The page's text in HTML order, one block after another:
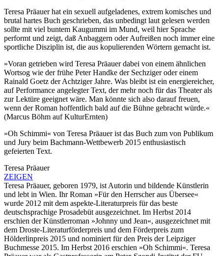
Teresa Präauer hat ein sexuell aufgeladenes, extrem komisches und
brutal hartes Buch geschrieben, das unbedingt laut gelesen werden
sollte mit viel buntem Kaugummi im Mund, weil hier Sprache
performt und zeigt, daß Anbaggern oder Aufreißen noch immer eine
sportliche Disziplin ist, die aus kopulierenden Wörtern gemacht ist.
»Voran getrieben wird Teresa Präauer dabei von einem ähnlichen
Wortsog wie der frühe Peter Handke der Sechziger oder einem
Rainald Goetz der Achtziger Jahre. Was bleibt ist ein energiereicher,
auf Performance angelegter Text, der mehr noch für das Theater als
zur Lektüre geeignet wäre. Man könnte sich also darauf freuen,
wenn der Roman hoffentlich bald auf die Bühne gebracht würde.«
(Marcus Böhm auf KulturErnten)
»Oh Schimmi« von Teresa Präauer ist das Buch zum von Publikum
und Jury beim Bachmann-Wettbewerb 2015 enthusiastisch
gefeierten Text.
Teresa Präauer
ZEIGEN
Teresa Präauer, geboren 1979, ist Autorin und bildende Künstlerin
und lebt in Wien. Ihr Roman »Für den Herrscher aus Übersee«
wurde 2012 mit dem aspekte-Literaturpreis für das beste
deutschsprachige Prosadebüt ausgezeichnet. Im Herbst 2014
erschien der Künstlerroman »Johnny und Jean«, ausgezeichnet mit
dem Droste-Literaturförderpreis und dem Förderpreis zum
Hölderlinpreis 2015 und nominiert für den Preis der Leipziger
Buchmesse 2015. Im Herbst 2016 erschien »Oh Schimmi«. Teresa